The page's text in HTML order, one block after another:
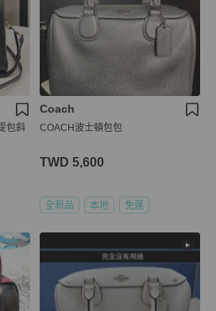
包斜
Coach
COACH波士頓包包
TWD 5,600
全新品 本地 免運